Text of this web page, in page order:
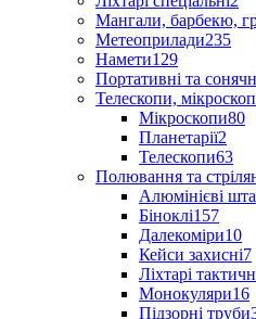
Мангали, барбекю,
Метеоприлади235
Намети129
Портативні та
Телескопи,
Мікроскопи80
Планетарії2
Телескопи63
Полювання та
Алюмінієві
Біноклі157
Далекоміри10
Кейси захисні7
Ліхтарі
Монокуляри16
Підзорні труби